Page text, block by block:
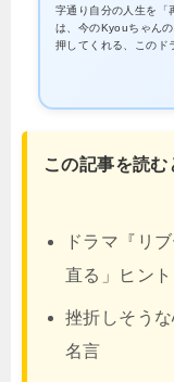
字通り自分の人生を「
は、今のKyouちゃん
押してくれる、このド
この記事を読
ドラマ『リ
直る」ヒント
挫折しそう
名言